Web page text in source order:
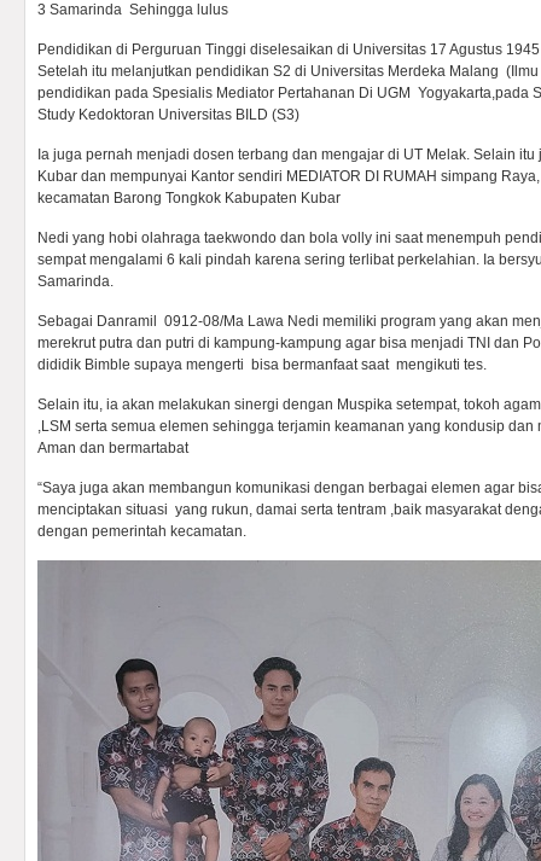
3 Samarinda Sehingga lulus
Pendidikan di Perguruan Tinggi diselesaikan di Universitas 17 Agustus
Setelah itu melanjutkan pendidikan S2 di Universitas Merdeka Malang
pendidikan pada Spesialis Mediator Pertahanan Di UGM Yogyakarta,pada
Study Kedoktoran Universitas BILD (S3)
Ia juga pernah menjadi dosen terbang dan mengajar di UT Melak. Selain
Kubar dan mempunyai Kantor sendiri MEDIATOR DI RUMAH simpang
kecamatan Barong Tongkok Kabupaten Kubar
Nedi yang hobi olahraga taekwondo dan bola volly ini saat menempuh
sempat mengalami 6 kali pindah karena sering terlibat perkelahian. Ia
Samarinda.
Sebagai Danramil 0912-08/Ma Lawa Nedi memiliki program yang akan
merekrut putra dan putri di kampung-kampung agar bisa menjadi TNI dan
dididik Bimble supaya mengerti bisa bermanfaat saat mengikuti tes.
Selain itu, ia akan melakukan sinergi dengan Muspika setempat, tokoh
,LSM serta semua elemen sehingga terjamin keamanan yang kondusip
Aman dan bermartabat
“Saya juga akan membangun komunikasi dengan berbagai elemen agar
menciptakan situasi yang rukun, damai serta tentram ,baik masyarakat
dengan pemerintah kecamatan.